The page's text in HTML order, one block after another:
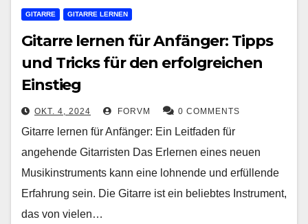
GITARRE GITARRE LERNEN
Gitarre lernen für Anfänger: Tipps
und Tricks für den erfolgreichen
Einstieg
OKT. 4, 2024 FORVM 0 COMMENTS
Gitarre lernen für Anfänger: Ein Leitfaden für
angehende Gitarristen Das Erlernen eines neuen
Musikinstruments kann eine lohnende und erfüllende
Erfahrung sein. Die Gitarre ist ein beliebtes Instrument,
das von vielen…